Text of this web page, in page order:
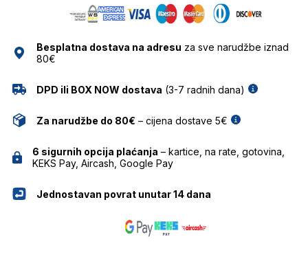
Besplatna dostava na adresu za sve narudžbe iznad
80€
DPD ili BOX NOW dostava (3-7 radnih dana)
Za narudžbe do 80€ – cijena dostave 5€
6 sigurnih opcija plaćanja – kartice, na rate, gotovina,
KEKS Pay, Aircash, Google Pay
Jednostavan povrat unutar 14 dana